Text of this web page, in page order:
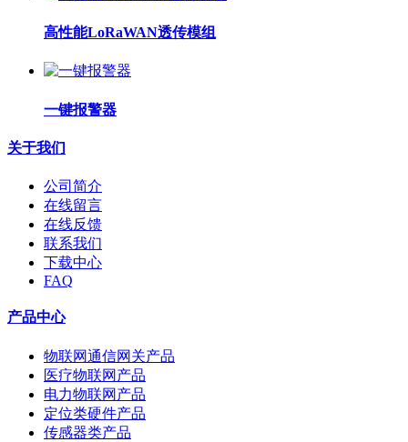
高性能LoRaWAN透传模组
一键报警器
关于我们
公司简介
在线留言
在线反馈
联系我们
下载中心
FAQ
产品中心
物联网通信网关产品
医疗物联网产品
电力物联网产品
定位类硬件产品
传感器类产品